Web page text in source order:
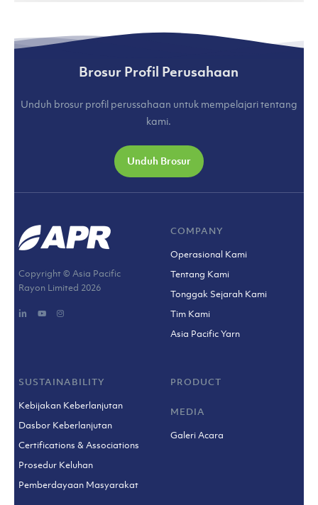
Brosur Profil Perusahaan
Unduh brosur profil perussahaan untuk mempelajari tentang
kami.
Unduh Brosur
Copyright © Asia Pacific
Rayon Limited 2026
COMPANY
Operasional Kami
Tentang Kami
Tonggak Sejarah Kami
Tim Kami
Asia Pacific Yarn
SUSTAINABILITY
Kebijakan Keberlanjutan
Dasbor Keberlanjutan
Certifications & Associations
Prosedur Keluhan
Pemberdayaan Masyarakat
PRODUCT
MEDIA
Galeri Acara